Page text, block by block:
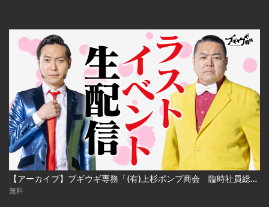
【アーカイブ】ブギウギ専務「(有)上杉ポンプ商会 臨時社員総会」
無料